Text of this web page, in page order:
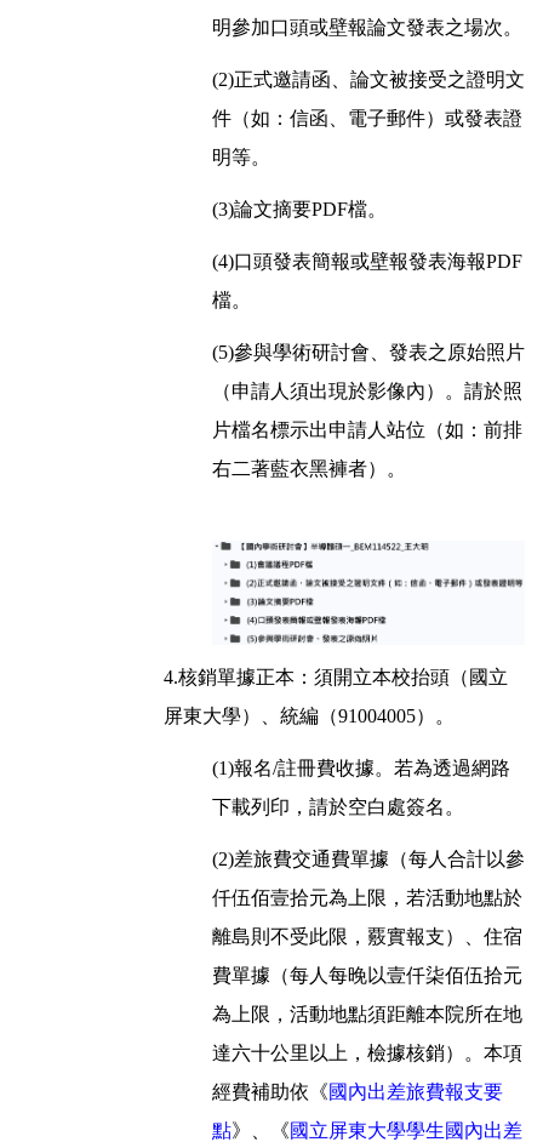
明參加口頭或壁報論文發表之場次。
(2)正式邀請函、論文被接受之證明文
件（如：信函、電子郵件）或發表證
明等。
(3)論文摘要PDF檔。
(4)口頭發表簡報或壁報發表海報PDF
檔。
(5)參與學術研討會、發表之原始照片
（申請人須出現於影像內）。請於照
片檔名標示出申請人站位（如：前排
右二著藍衣黑褲者）。
4.核銷單據正本：須開立本校抬頭（國立
屏東大學）、統編（91004005）。
(1)報名/註冊費收據。若為透過網路
下載列印，請於空白處簽名。
(2)差旅費交通費單據（每人合計以參
仟伍佰壹拾元為上限，若活動地點於
離島則不受此限，覈實報支）、住宿
費單據（每人每晚以壹仟柒佰伍拾元
為上限，活動地點須距離本院所在地
達六十公里以上，檢據核銷）。本項
經費補助依《國內出差旅費報支要
點》、《國立屏東大學學生國內出差